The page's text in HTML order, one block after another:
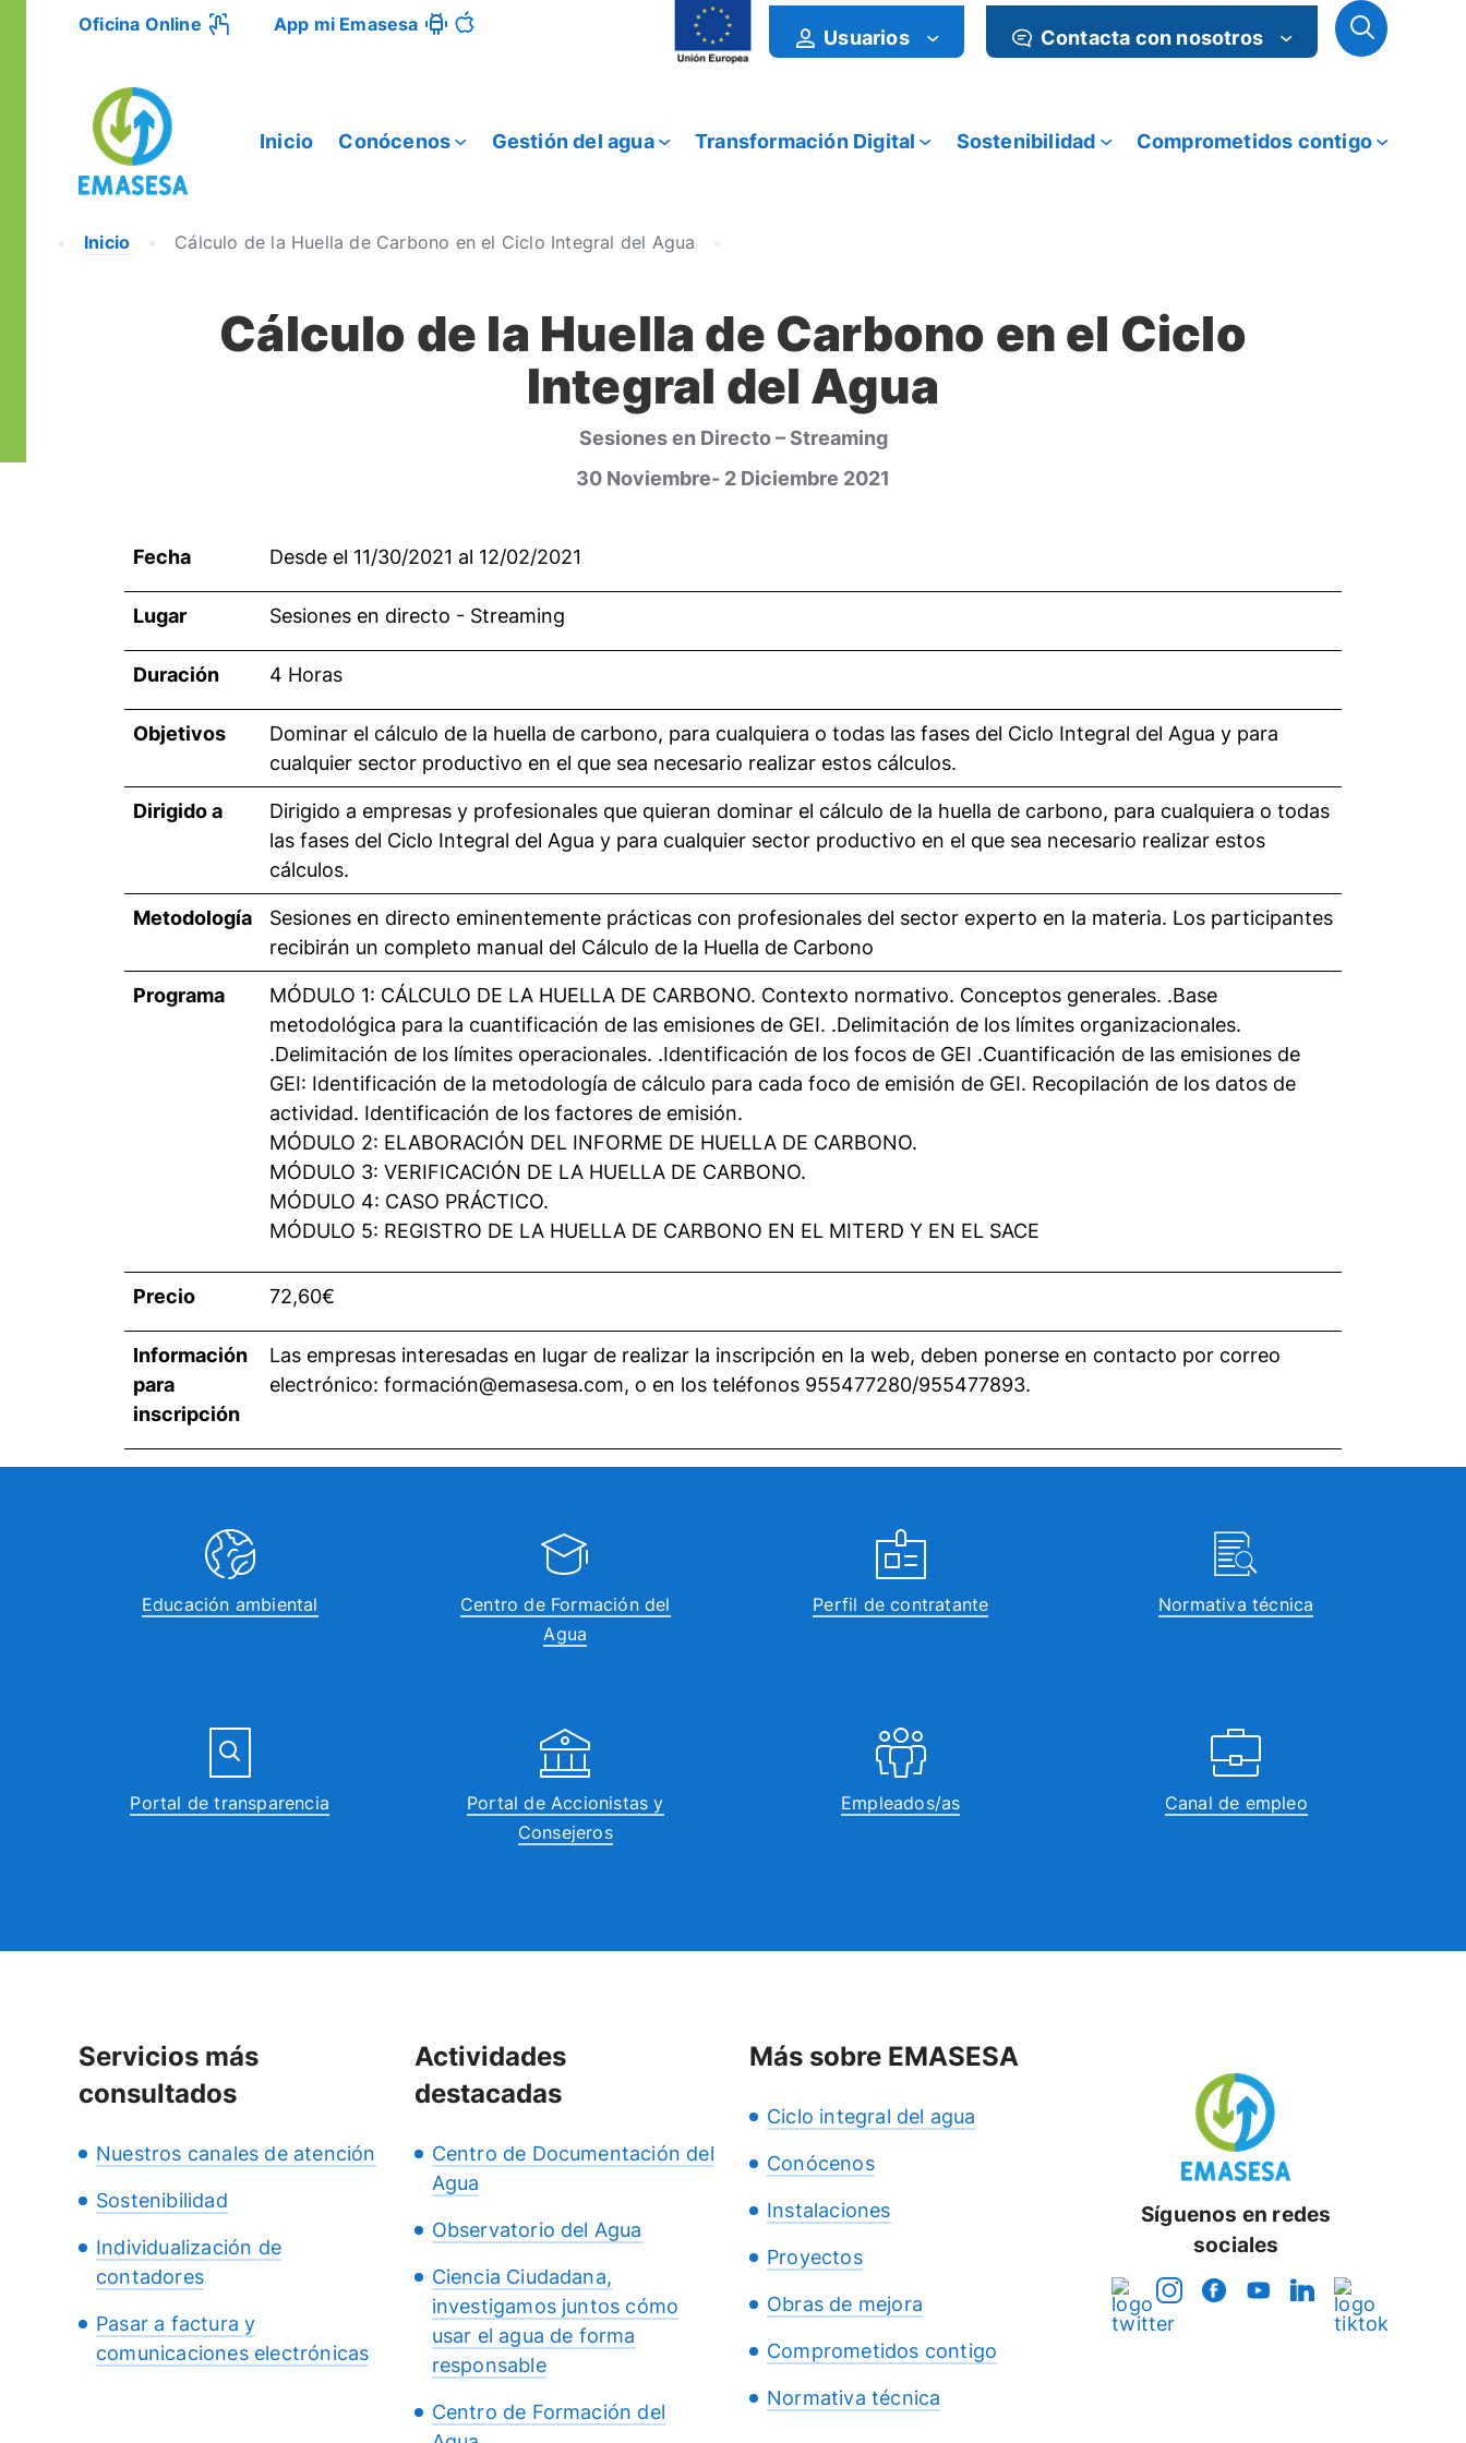
Oficina Online App mi Emasesa
Usuarios Contacta con nosotros
Inicio Conócenos Gestión del agua Transformación Digital Sostenibilidad Comprometidos contigo
Inicio Cálculo de la Huella de Carbono en el Ciclo Integral del Agua
Cálculo de la Huella de Carbono en el Ciclo
Integral del Agua
Sesiones en Directo – Streaming
30 Noviembre- 2 Diciembre 2021
Fecha Desde el 11/30/2021 al 12/02/2021
Lugar Sesiones en directo - Streaming
Duración 4 Horas
Objetivos
Dominar el cálculo de la huella de carbono, para cualquiera o todas las fases del Ciclo Integral del Agua y para
cualquier sector productivo en el que sea necesario realizar estos cálculos.
Dirigido a
Dirigido a empresas y profesionales que quieran dominar el cálculo de la huella de carbono, para cualquiera o todas
las fases del Ciclo Integral del Agua y para cualquier sector productivo en el que sea necesario realizar estos
cálculos.
Metodología
Sesiones en directo eminentemente prácticas con profesionales del sector experto en la materia. Los participantes
recibirán un completo manual del Cálculo de la Huella de Carbono
Programa
MÓDULO 1: CÁLCULO DE LA HUELLA DE CARBONO. Contexto normativo. Conceptos generales. .Base
metodológica para la cuantificación de las emisiones de GEI. .Delimitación de los límites organizacionales.
.Delimitación de los límites operacionales. .Identificación de los focos de GEI .Cuantificación de las emisiones de
GEI: Identificación de la metodología de cálculo para cada foco de emisión de GEI. Recopilación de los datos de
actividad. Identificación de los factores de emisión.
MÓDULO 2: ELABORACIÓN DEL INFORME DE HUELLA DE CARBONO.
MÓDULO 3: VERIFICACIÓN DE LA HUELLA DE CARBONO.
MÓDULO 4: CASO PRÁCTICO.
MÓDULO 5: REGISTRO DE LA HUELLA DE CARBONO EN EL MITERD Y EN EL SACE
Precio 72,60€
Información
para
inscripción
Las empresas interesadas en lugar de realizar la inscripción en la web, deben ponerse en contacto por correo
electrónico: formación@emasesa.com, o en los teléfonos 955477280/955477893.
Educación ambiental
Centro de Formación del
Agua
Perfil de contratante Normativa técnica
Portal de transparencia
Portal de Accionistas y
Consejeros
Empleados/as Canal de empleo
Servicios más
consultados
Nuestros canales de atención
Sostenibilidad
Individualización de
contadores
Pasar a factura y
comunicaciones electrónicas
Actividades
destacadas
Centro de Documentación del
Agua
Observatorio del Agua
Ciencia Ciudadana,
investigamos juntos cómo
usar el agua de forma
responsable
Centro de Formación del
Más sobre EMASESA
Ciclo integral del agua
Conócenos
Instalaciones
Proyectos
Obras de mejora
Comprometidos contigo
Normativa técnica
Síguenos en redes
sociales